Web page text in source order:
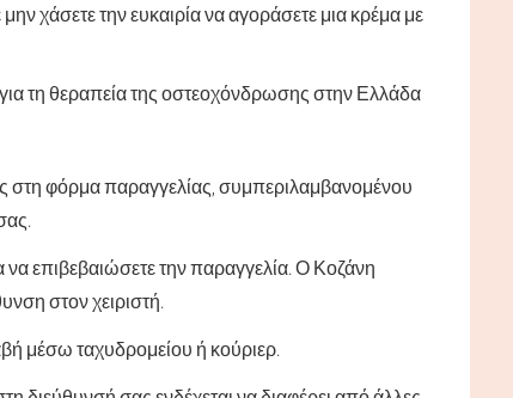
χάσετε την ευκαιρία να αγοράσετε μια κρέμα με
τη θεραπεία της οστεοχόνδρωσης στην Ελλάδα
στη φόρμα παραγγελίας, συμπεριλαμβανομένου
να επιβεβαιώσετε την παραγγελία. Ο Κοζάνη
στον χειριστή.
μέσω ταχυδρομείου ή κούριερ.